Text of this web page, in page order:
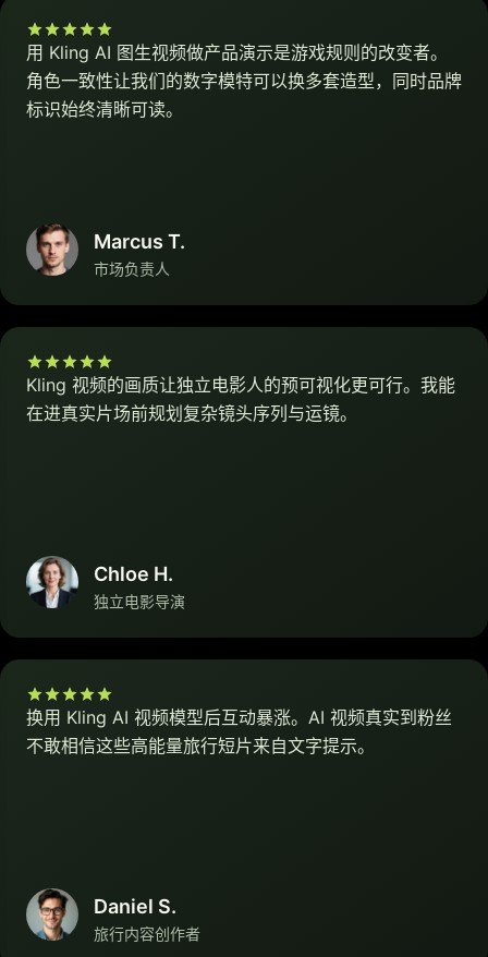
用 Kling AI 图生视频做产品演示是游戏规则的改变者。
角色一致性让我们的数字模特可以换多套造型，同时品牌
标识始终清晰可读。
Marcus T.
市场负责人
Kling 视频的画质让独立电影人的预可视化更可行。我能
在进真实片场前规划复杂镜头序列与运镜。
Chloe H.
独立电影导演
换用 Kling AI 视频模型后互动暴涨。AI 视频真实到粉丝
不敢相信这些高能量旅行短片来自文字提示。
Daniel S.
旅行内容创作者